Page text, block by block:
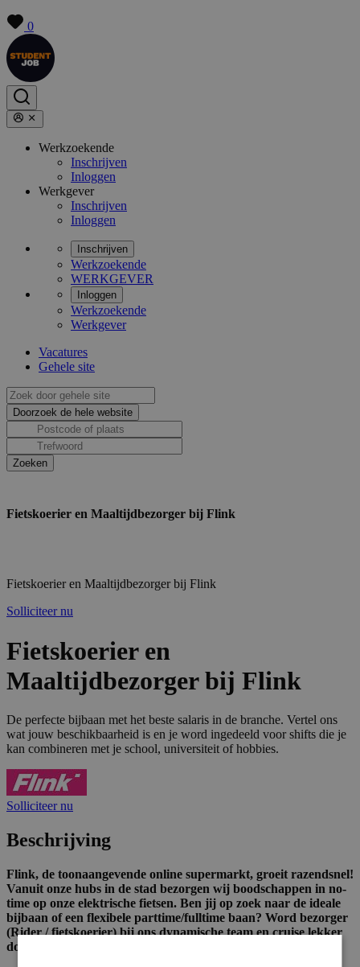
0
Werkzoekende
Inschrijven
Inloggen
Werkgever
Inschrijven
Inloggen
Inschrijven
Werkzoekende
WERKGEVER
Inloggen
Werkzoekende
Werkgever
Vacatures
Gehele site
Fietskoerier en Maaltijdbezorger bij Flink
Fietskoerier en Maaltijdbezorger bij Flink
Solliciteer nu
Fietskoerier en
Maaltijdbezorger bij Flink
De perfecte bijbaan met het beste salaris in de branche. Vertel ons
wat jouw beschikbaarheid is en je word ingedeeld voor shifts die je
kan combineren met je school, universiteit of hobbies.
Solliciteer nu
Beschrijving
Flink, de toonaangevende online supermarkt, groeit razendsnel!
Vanuit onze hubs in de stad bezorgen wij boodschappen in no-
time op onze elektrische fietsen. Ben jij op zoek naar de ideale
bijbaan of een flexibele parttime/fulltime baan? Word bezorger
(Rider / fietskoerier) bij ons dynamische team en cruise lekker
door je eigen stad!